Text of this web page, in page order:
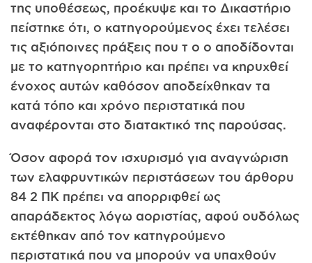
της υποθέσεως, προέκυψε και το Δικαστήριο
πείστηκε ότι, ο κατηγορούμενος έχει τελέσει
τις αξιόποινες πράξεις που τ ο ο αποδίδονται
με το κατηγορητήριο και πρέπει να κηρυχθεί
ένοχος αυτών καθόσον αποδείχθηκαν τα
κατά τόπο και χρόνο περιστατικά που
αναφέρονται στο διατακτικό της παρούσας.
Όσον αφορά τον ισχυρισμό για αναγνώριση
των ελαφρυντικών περιστάσεων του άρθορυ
84 2 ΠΚ πρέπει να απορριφθεί ως
απαράδεκτος λόγω αοριστίας, αφού ουδόλως
εκτέθηκαν από τον κατηγρούμενο
περιστατικά που να μπορούν να υπαχθούν